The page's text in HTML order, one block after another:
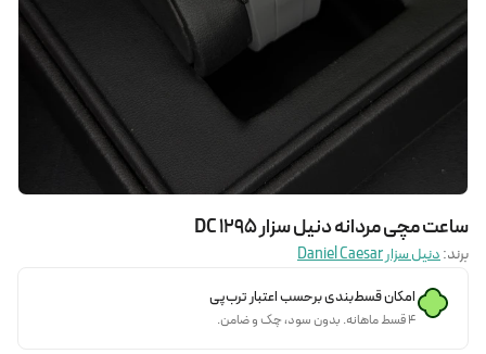
ساعت مچی مردانه دنیل سزار DC 1295
برند:دنیل سزار Daniel Caesar
امکان قسط‌بندی برحسب اعتبار ترب‌پی
۴ قسط ماهانه. بدون سود، چک و ضامن.